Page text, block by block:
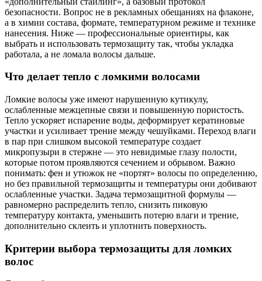
безопасности. Вопрос не в рекламных обещаниях на флаконе,
а в химии состава, формате, температурном режиме и технике
нанесения. Ниже — профессиональные ориентиры, как
выбрать и использовать термозащиту так, чтобы укладка
работала, а не ломала волосы дальше.
Что делает тепло с ломкими волосами
Ломкие волосы уже имеют нарушенную кутикулу,
ослабленные межцепные связи и повышенную пористость.
Тепло ускоряет испарение воды, деформирует кератиновые
участки и усиливает трение между чешуйками. Переход влаги
в пар при слишком высокой температуре создает
микропузыри в стержне — это невидимые глазу полости,
которые потом проявляются сечением и обрывом. Важно
понимать: фен и утюжок не «портят» волосы по определению,
но без правильной термозащиты и температуры они добивают
ослабленные участки. Задача термозащитной формулы —
равномерно распределить тепло, снизить пиковую
температуру контакта, уменьшить потерю влаги и трение,
дополнительно склеить и уплотнить поверхность.
Критерии выбора термозащиты для ломких
волос